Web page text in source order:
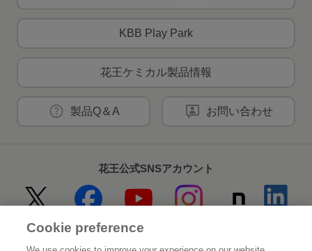
KBB Play Park
花王ケミカル製品情報
製品Q＆A お問い合わせ
花王公式SNSアカウント
Home 花王について
Cookie preference